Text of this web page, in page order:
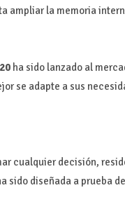
ampliar la memoria
ha sido lanzado al
se adapte a sus
cualquier decisión,
sido diseñada a prueba